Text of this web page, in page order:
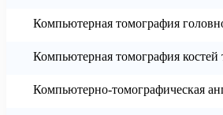
Компьютерная томография
Компьютерная томография костей
Компьютерно-томографическая